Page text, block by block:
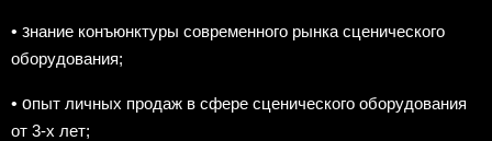
• знание конъюнктуры современного рынка сценического
оборудования;
• опыт личных продаж в сфере сценического оборудования
от 3-х лет;